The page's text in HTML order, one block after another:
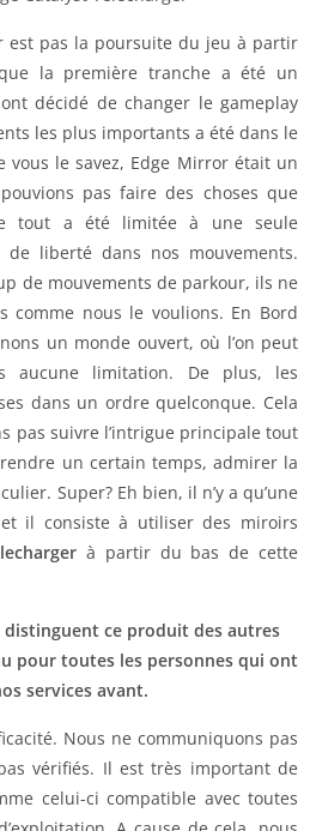
est pas la poursuite du jeu à partir
la première tranche a été un
décidé de changer le gameplay
les plus importants a été dans le
vous le savez, Edge Mirror était un
pas faire des choses que
tout a été limitée à une seule
liberté dans nos mouvements.
de mouvements de parkour, ils ne
comme nous le voulions. En Bord
un monde ouvert, où l’on peut
aucune limitation. De plus, les
dans un ordre quelconque. Cela
pas suivre l’intrigue principale tout
un certain temps, admirer la
Super? Eh bien, il n’y a qu’une
il consiste à utiliser des miroirs
à partir du bas de cette
ce produit des autres
pour toutes les personnes qui ont
services avant.
Nous ne communiquons pas
vérifiés. Il est très important de
celui-ci compatible avec toutes